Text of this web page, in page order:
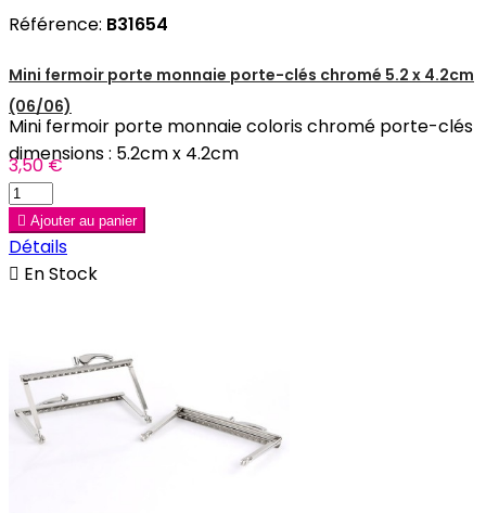
Référence: B31654
Mini fermoir porte monnaie porte-clés chromé 5.2 x 4.2cm
(06/06)
Mini fermoir porte monnaie coloris chromé porte-clés
dimensions : 5.2cm x 4.2cm
3,50 €
 Ajouter au panier
Détails
 En Stock